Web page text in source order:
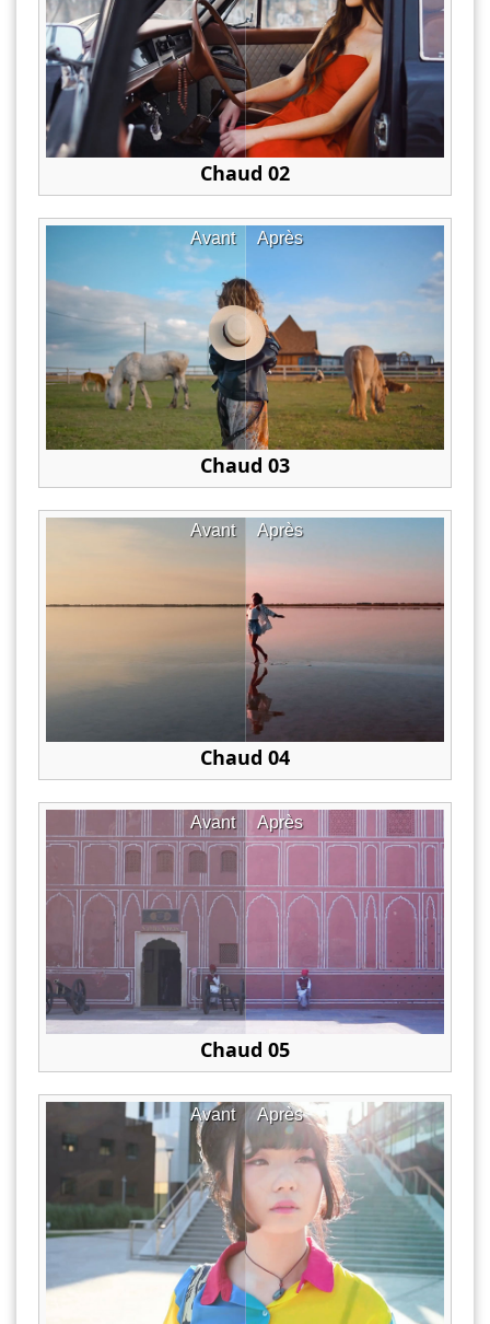
Chaud 02
Après
Avant
Chaud 03
Après
Avant
Chaud 04
Après
Avant
Chaud 05
Après
Avant